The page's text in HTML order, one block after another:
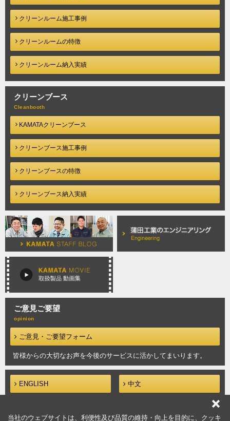
クリーンルーム施工事例
クリーンルームの特徴
クリーンルーム納入実績
クリーンブース
KAMATAクリーンブース
クリーンブース施工事例
クリーンブースの特徴
クリーンブース納入実績
ご意見ご要望
ご意見・ご要望フォーム
皆様からの大切なお声を今後のサービスに活かしてまいります。
ENGLISH 中文
当社のウェブサイトは、利便性及び品質の維持・向上を目的に、クッキ